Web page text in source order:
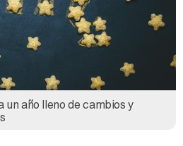
Manu Baqueiro: "Tuve como referente a Bruce Willis en 'Luz de Luna' para mi trabajo en la serie 'Perdiendo el juicio'"
año lleno de cambios y